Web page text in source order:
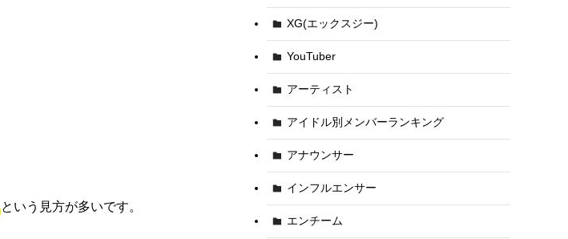
という見方が多いです。
XG(エックスジー)
YouTuber
アーティスト
アイドル別メンバーランキング
アナウンサー
インフルエンサー
エンチーム